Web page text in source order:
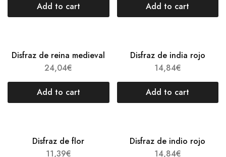
Add to cart Add to cart
Disfraz de reina medieval
24,04€
Add to cart
Disfraz de india rojo
14,84€
Add to cart
Disfraz de flor
11,39€
Disfraz de indio rojo
14,84€